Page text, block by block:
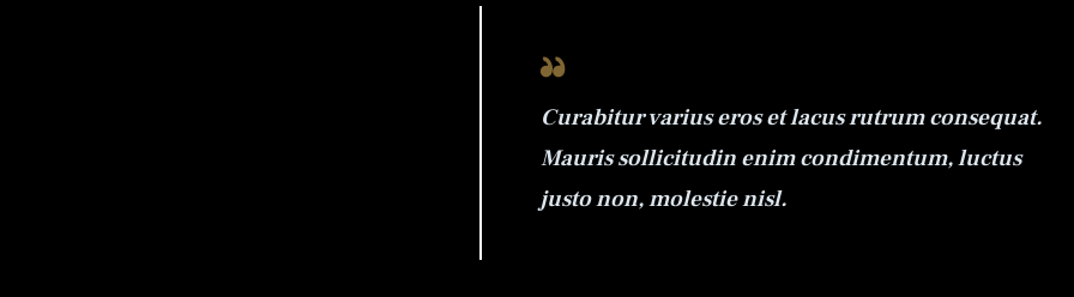
Curabitur varius eros et lacus rutrum consequat.
Mauris sollicitudin enim condimentum, luctus
justo non, molestie nisl.